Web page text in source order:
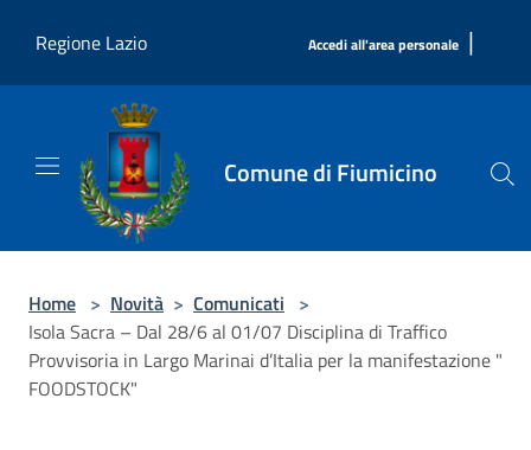
Regione Lazio
Accedi all'area personale |
Comune di Fiumicino
Home > Novità > Comunicati >
Isola Sacra – Dal 28/6 al 01/07 Disciplina di Traffico
Provvisoria in Largo Marinai d’Italia per la manifestazione "
FOODSTOCK"